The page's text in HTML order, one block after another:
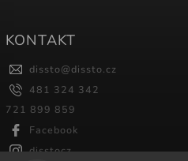
KONTAKT
dissto@dissto.cz
481 324 342
721 899 859
Facebook
disstocz